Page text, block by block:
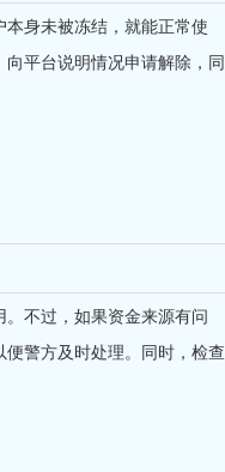
身未被冻结，就能正常使
平台说明情况申请解除，同
不过，如果资金来源有问
警方及时处理。同时，检查